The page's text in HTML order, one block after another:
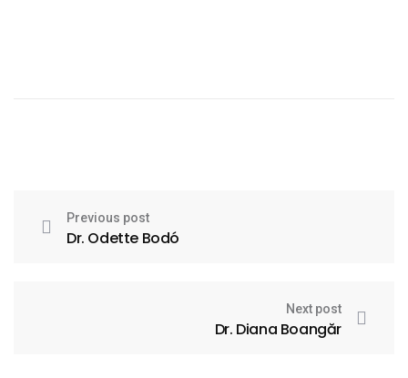
Previous post
Dr. Odette Bodó
Next post
Dr. Diana Boangăr